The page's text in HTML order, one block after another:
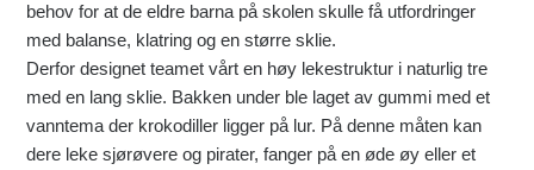
behov for at de eldre barna på skolen skulle få utfordringer
med balanse, klatring og en større sklie.
Derfor designet teamet vårt en høy lekestruktur i naturlig tre
med en lang sklie. Bakken under ble laget av gummi med et
vanntema der krokodiller ligger på lur. På denne måten kan
dere leke sjørøvere og pirater, fanger på en øde øy eller et